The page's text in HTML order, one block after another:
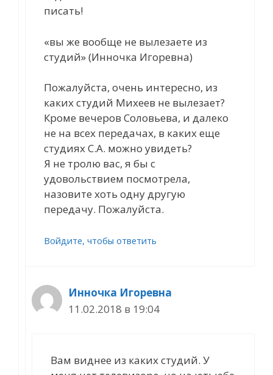
писать!
«вы же вообще не вылезаете из
студий» (Инночка Игоревна)
Пожалуйста, очень интересно, из
каких студий Михеев не вылезает?
Кроме вечеров Соловьева, и далеко
не на всех передачах, в каких еще
студиях С.А. можно увидеть?
Я не тролю вас, я бы с
удовольствием посмотрела,
назовите хоть одну другую
передачу. Пожалуйста.
Войдите, чтобы ответить
Инночка Игоревна
11.02.2018 в 19:04
Вам виднее из каких студий. У